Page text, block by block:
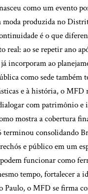
como um evento
produzida no
é o que
real: ao se repetir ano
incorporam ao
como sede também
e à história, o MFD
com patrimônio e
mostra acobertura
consolidando
e público em um
funcionar como
tempo, fortalecer a
o MFD se firma